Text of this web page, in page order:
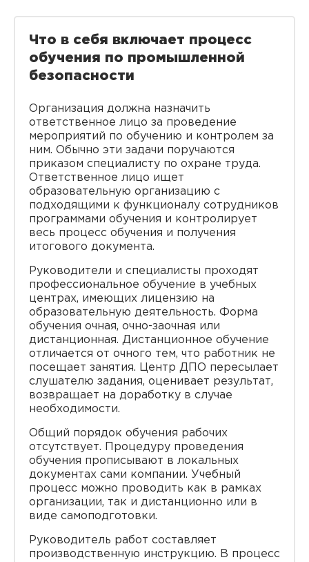
Что в себя включает процесс
обучения по промышленной
безопасности
Организация должна назначить
ответственное лицо за проведение
мероприятий по обучению и контролем за
ним. Обычно эти задачи поручаются
приказом специалисту по охране труда.
Ответственное лицо ищет
образовательную организацию с
подходящими к функционалу сотрудников
программами обучения и контролирует
весь процесс обучения и получения
итогового документа.
Руководители и специалисты проходят
профессиональное обучение в учебных
центрах, имеющих лицензию на
образовательную деятельность. Форма
обучения очная, очно-заочная или
дистанционная. Дистанционное обучение
отличается от очного тем, что работник не
посещает занятия. Центр ДПО пересылает
слушателю задания, оценивает результат,
возвращает на доработку в случае
необходимости.
Общий порядок обучения рабочих
отсутствует. Процедуру проведения
обучения прописывают в локальных
документах сами компании. Учебный
процесс можно проводить как в рамках
организации, так и дистанционно или в
виде самоподготовки.
Руководитель работ составляет
производственную инструкцию. В процесс